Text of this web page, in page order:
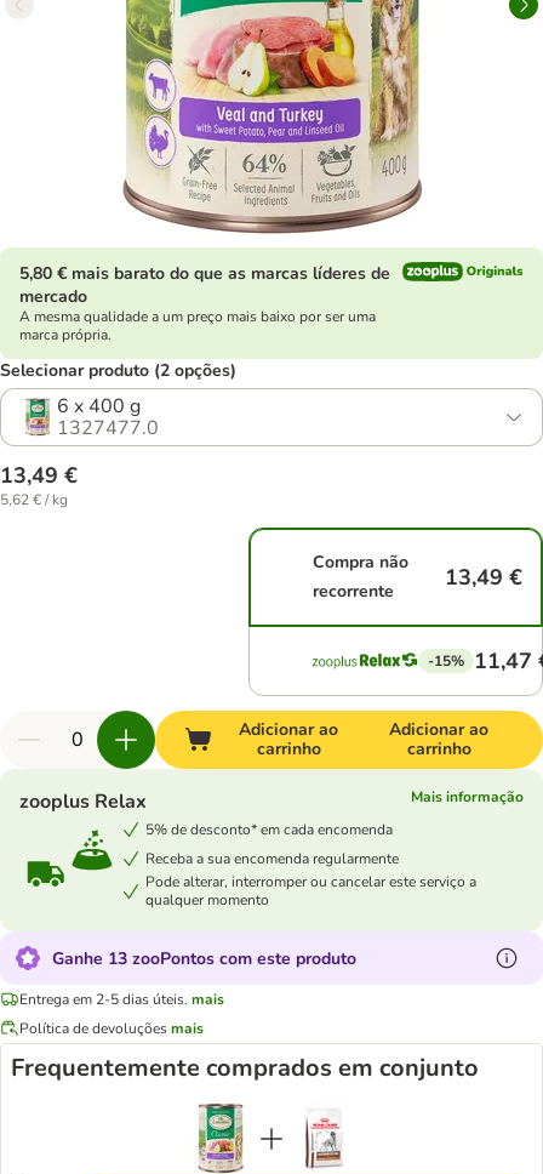
5,80 € mais barato do que as marcas líderes de
mercado
A mesma qualidade a um preço mais baixo por ser uma
marca própria.
Selecionar produto (2 opções)
6 x 400 g
1327477.0
13,49 €
5,62 € / kg
Compra não
recorrente
13,49 €
-15% 11,47
Adicionar ao
carrinho
Adicionar ao
carrinho
zooplus Relax
Mais informação
5% de desconto* em cada encomenda
Receba a sua encomenda regularmente
Pode alterar, interromper ou cancelar este serviço a
qualquer momento
Ganhe 13 zooPontos com este produto
Entrega em 2-5 dias úteis. mais
Política de devoluçõesmais
Frequentemente comprados em conjunto